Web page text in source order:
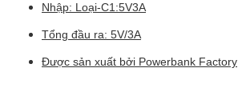
Nhập: Loại-C1:5V3A
Tổng đầu ra: 5V/3A
Được sản xuất bởi Powerbank Factory